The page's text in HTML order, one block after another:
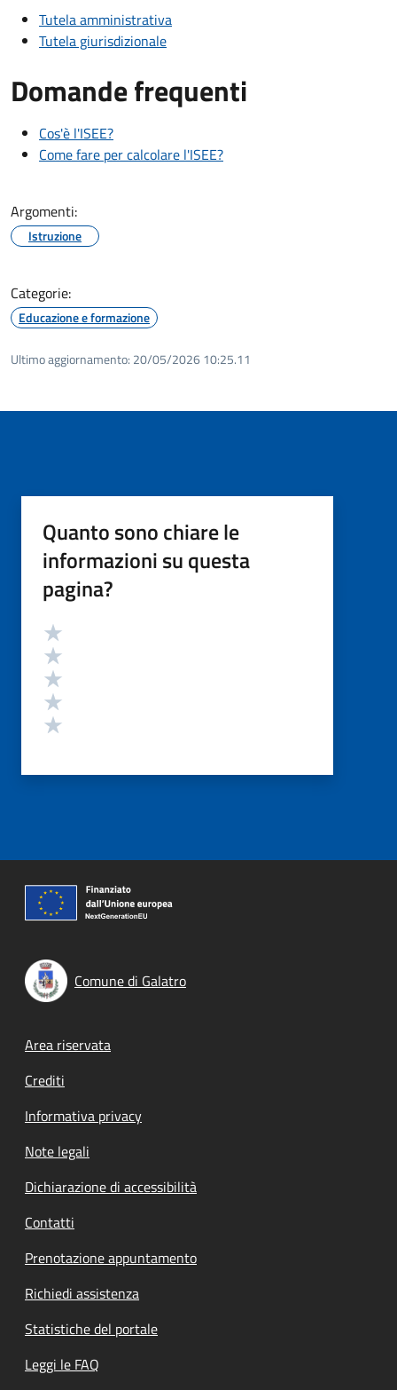
Tutela amministrativa
Tutela giurisdizionale
Domande frequenti
Cos'è l'ISEE?
Come fare per calcolare l'ISEE?
Argomenti:
Istruzione
Categorie:
Educazione e formazione
Ultimo aggiornamento: 20/05/2026 10:25.11
Quanto sono chiare le
informazioni su questa
pagina?
Valutazione
Comune di Galatro
Footer menu
Area riservata
Crediti
Informativa privacy
Note legali
Dichiarazione di accessibilità
Contatti
Prenotazione appuntamento
Richiedi assistenza
Statistiche del portale
Leggi le FAQ